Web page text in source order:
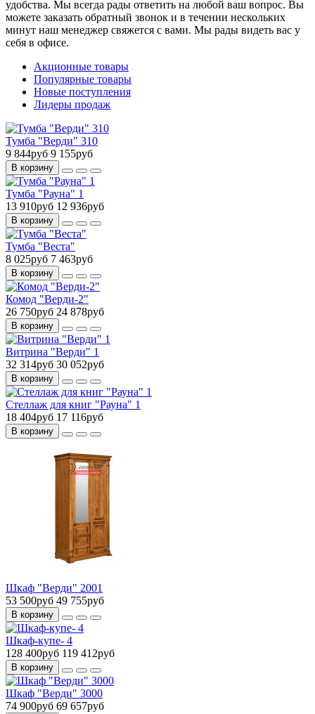
удобства. Мы всегда рады ответить на любой ваш вопрос. Вы
можете заказать обратный звонок и в течении нескольких
минут наш менеджер свяжется с вами. Мы рады видеть вас у
себя в офисе.
Акционные товары
Популярные товары
Новые поступления
Лидеры продаж
Тумба "Верди" 310
9 844руб 9 155руб
В корзину
Тумба "Рауна" 1
13 910руб 12 936руб
В корзину
Тумба "Веста"
8 025руб 7 463руб
В корзину
Комод "Верди-2"
26 750руб 24 878руб
В корзину
Витрина "Верди" 1
32 314руб 30 052руб
В корзину
Стеллаж для книг "Рауна" 1
18 404руб 17 116руб
В корзину
Шкаф "Верди" 2001
53 500руб 49 755руб
В корзину
Шкаф-купе- 4
128 400руб 119 412руб
В корзину
Шкаф "Верди" 3000
74 900руб 69 657руб